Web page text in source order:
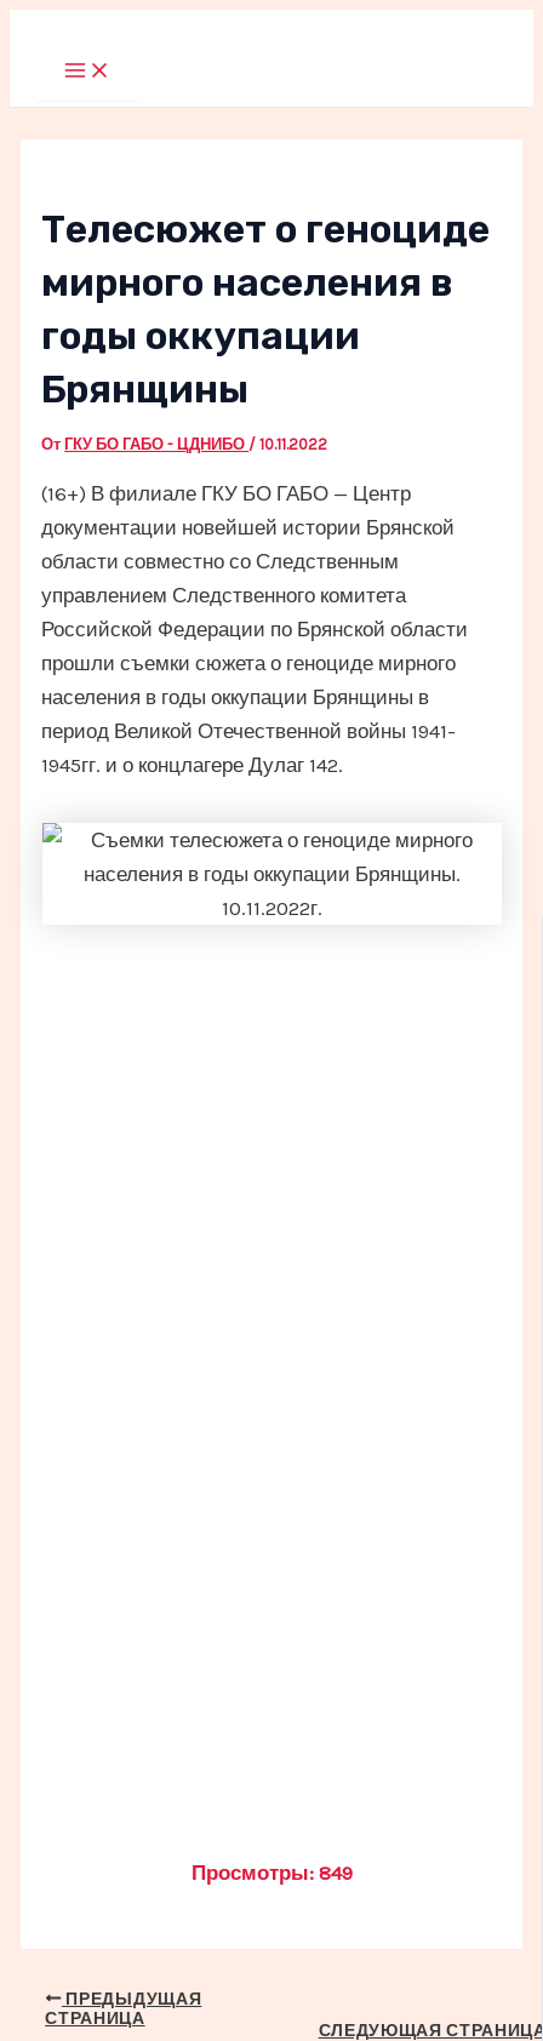
Main
Menu
Телесюжет о геноциде
мирного населения в
годы оккупации
Брянщины
ОтГКУ БО ГАБО - ЦДНИБО /10.11.2022
(16+) В филиале ГКУ БО ГАБО — Центр
документации новейшей истории Брянской
области совместно со Следственным
управлением Следственного комитета
Российской Федерации по Брянской области
прошли съемки сюжета о геноциде мирного
населения в годы оккупации Брянщины в
период Великой Отечественной войны 1941-
1945гг. и о концлагере Дулаг 142.
Просмотры: 849
Навигация
ПРЕДЫДУЩАЯ
СТРАНИЦА
СЛЕДУЮЩАЯ